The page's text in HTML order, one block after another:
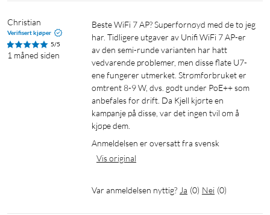
Dekningsområde: 140 m²
Maks antall klienter: 300+
Tilkobling: 1× 10 GbE RJ45
Strømforsyning: PoE+ (42,5–57 V DC)
Maks effektforbruk: 22 W
Mål: ⌀206 × 32,5 mm
Materiale: UV-stabilisert polykarbonat, aluminiumslegering
Driftstemperatur: -30 til 40 °C
Christian
Verifisert kjøper
5/5
1 måned siden
Beste WiFi 7 AP? Superfornøyd med de to jeg
har. Tidligere utgaver av Unifi WiFi 7 AP-er
av den semi-runde varianten har hatt
vedvarende problemer, men disse flate U7-
ene fungerer utmerket. Strømforbruket er
omtrent 8-9 W, dvs. godt under PoE++ som
anbefales for drift. Da Kjell kjørte en
kampanje på disse, var det ingen tvil om å
kjøpe dem.
Anmeldelsen er oversatt fra svensk
Vis original
Var anmeldelsen nyttig? Ja (0) Nei (0)